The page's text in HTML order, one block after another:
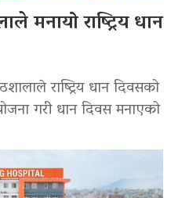
मनायो राष्ट्रिय धान
राष्ट्रिय धान दिवसको
गरी धान दिवस मनाएको